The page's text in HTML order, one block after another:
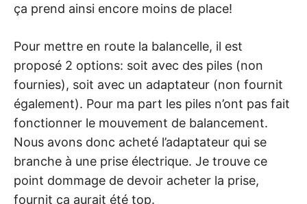
ça prend ainsi encore moins de place!
Pour mettre en route la balancelle, il est
proposé 2 options: soit avec des piles (non
fournies), soit avec un adaptateur (non fournit
également). Pour ma part les piles n’ont pas fait
fonctionner le mouvement de balancement.
Nous avons donc acheté l’adaptateur qui se
branche à une prise électrique. Je trouve ce
point dommage de devoir acheter la prise,
fournit ça aurait été top.